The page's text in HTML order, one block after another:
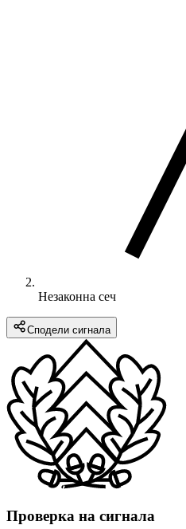
Незаконна сеч
Сподели сигнала
Проверка на сигнала